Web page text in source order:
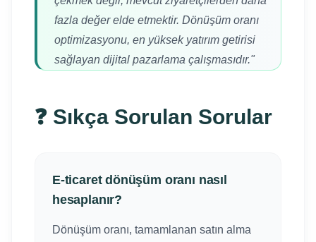
fazla değer elde etmektir. Dönüşüm oranı
optimizasyonu, en yüksek yatırım getirisi
sağlayan dijital pazarlama çalışmasıdır."
❓ Sıkça Sorulan Sorular
E-ticaret dönüşüm oranı nasıl
hesaplanır?
Dönüşüm oranı, tamamlanan satın alma